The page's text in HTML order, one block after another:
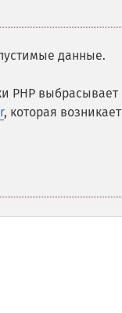
данные.
PHP выбрасывает
, которая возникает